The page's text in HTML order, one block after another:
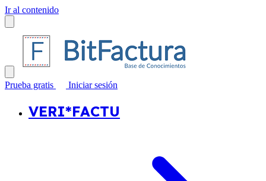
Ir al contenido
Prueba gratis Iniciar sesión
VERI*FACTU